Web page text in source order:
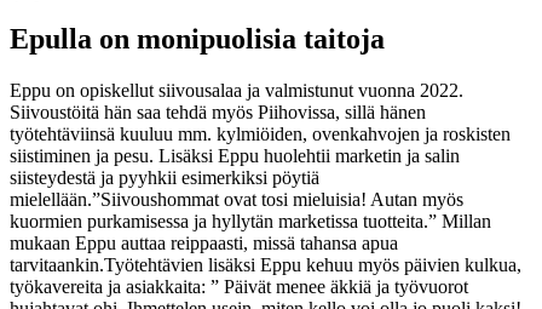
Epulla on monipuolisia taitoja
Eppu on opiskellut siivousalaa ja valmistunut vuonna 2022.
Siivoustöitä hän saa tehdä myös Piihovissa, sillä hänen
työtehtäviinsä kuuluu mm. kylmiöiden, ovenkahvojen ja roskisten
siistiminen ja pesu. Lisäksi Eppu huolehtii marketin ja salin
siisteydestä ja pyyhkii esimerkiksi pöytiä
mielellään.”Siivoushommat ovat tosi mieluisia! Autan myös
kuormien purkamisessa ja hyllytän marketissa tuotteita.” Millan
mukaan Eppu auttaa reippaasti, missä tahansa apua
tarvitaankin.Työtehtävien lisäksi Eppu kehuu myös päivien kulkua,
työkavereita ja asiakkaita: ” Päivät menee äkkiä ja työvuorot